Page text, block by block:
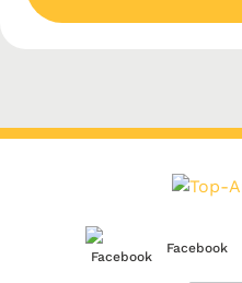
Facebook